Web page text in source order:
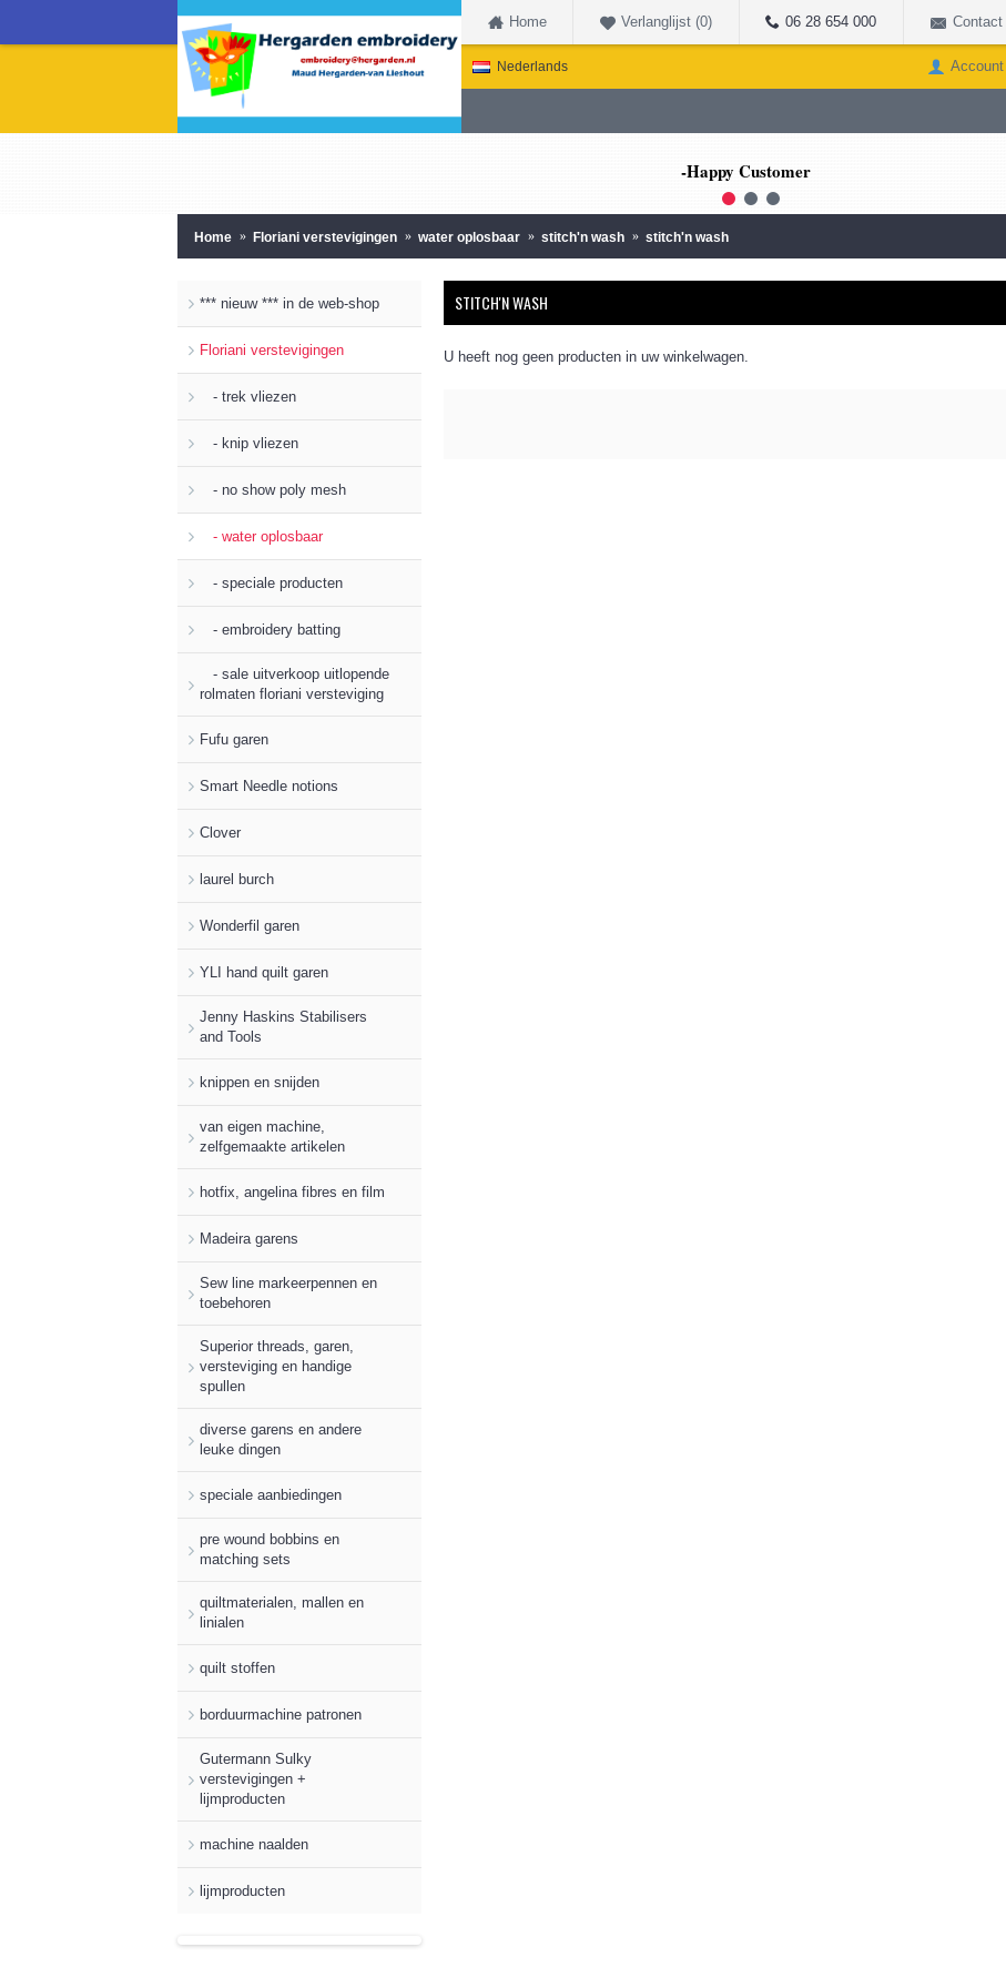
Home Verlanglijst (0) 06 28 654 000 Contact
Nederlands Account
-Happy Customer
1 2 3
Home Floriani verstevigingen water oplosbaar stitch'n wash stitch'n wash
*** nieuw *** in de web-shop
Floriani verstevigingen
- trek vliezen
- knip vliezen
- no show poly mesh
- water oplosbaar
- speciale producten
- embroidery batting
- sale uitverkoop uitlopende
rolmaten floriani versteviging
Fufu garen
Smart Needle notions
Clover
laurel burch
Wonderfil garen
YLI hand quilt garen
Jenny Haskins Stabilisers
and Tools
knippen en snijden
van eigen machine,
zelfgemaakte artikelen
hotfix, angelina fibres en film
Madeira garens
Sew line markeerpennen en
toebehoren
Superior threads, garen,
versteviging en handige
spullen
diverse garens en andere
leuke dingen
speciale aanbiedingen
pre wound bobbins en
matching sets
quiltmaterialen, mallen en
linialen
quilt stoffen
borduurmachine patronen
Gutermann Sulky
verstevigingen +
lijmproducten
machine naalden
lijmproducten
STITCH'N WASH
U heeft nog geen producten in uw winkelwagen.